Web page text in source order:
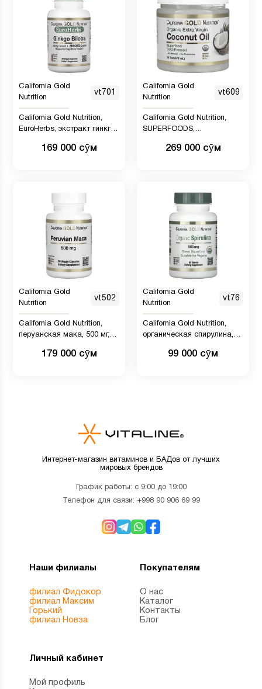
California Gold
Nutrition
vt701
California Gold Nutrition,
EuroHerbs, экстракт гинкго
качество, 120 мг, 60
169 000 сӯм
California Gold
Nutrition
vt609
California Gold Nutrition,
SUPERFOODS,
нерафинированное
269 000 сӯм
California Gold
Nutrition
vt502
California Gold Nutrition,
перуанская мака, 500 мг,
179 000 сӯм
California Gold
Nutrition
vt76
California Gold Nutrition,
органическая спирулина,
500 мг, 60 таблеток
99 000 сӯм
Интернет-магазин витаминов и БАДов от лучших
мировых брендов
График работы: с 9:00 до 19:00
Телефон для связи: +998 90 906 69 99
Наши филиалы
филиал Фидокор
филиал Максим
Горький
филиал Новза
Покупателям
О нас
Каталог
Контакты
Блог
Личный кабинет
Мой профиль